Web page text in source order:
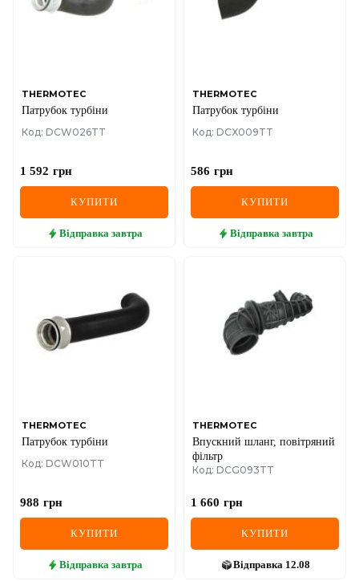
THERMOTEC
Патрубок турбіни
Код: DCW026TT
1 592 грн
КУПИТИ
Відправка завтра
THERMOTEC
Патрубок турбіни
Код: DCX009TT
586 грн
КУПИТИ
Відправка завтра
THERMOTEC
Патрубок турбіни
Код: DCW010TT
988 грн
КУПИТИ
Відправка завтра
THERMOTEC
Впускний шланг, повітряний
фільтр
Код: DCG093TT
1 660 грн
КУПИТИ
Відправка 12.08